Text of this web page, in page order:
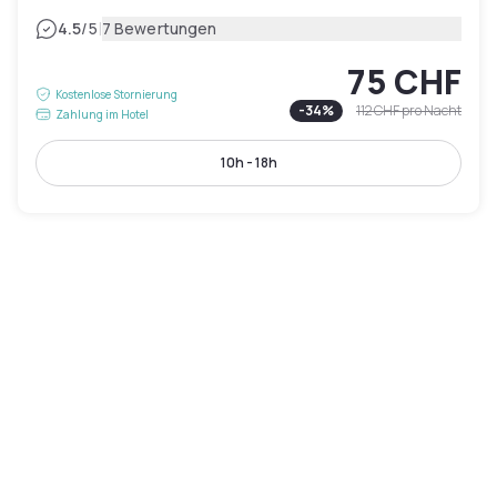
4.5/5|7 Bewertungen
Kostenlose Stornierung
Zahlung im Hotel
75 CHF
-34% 112 CHFpro Nacht
10h - 18h